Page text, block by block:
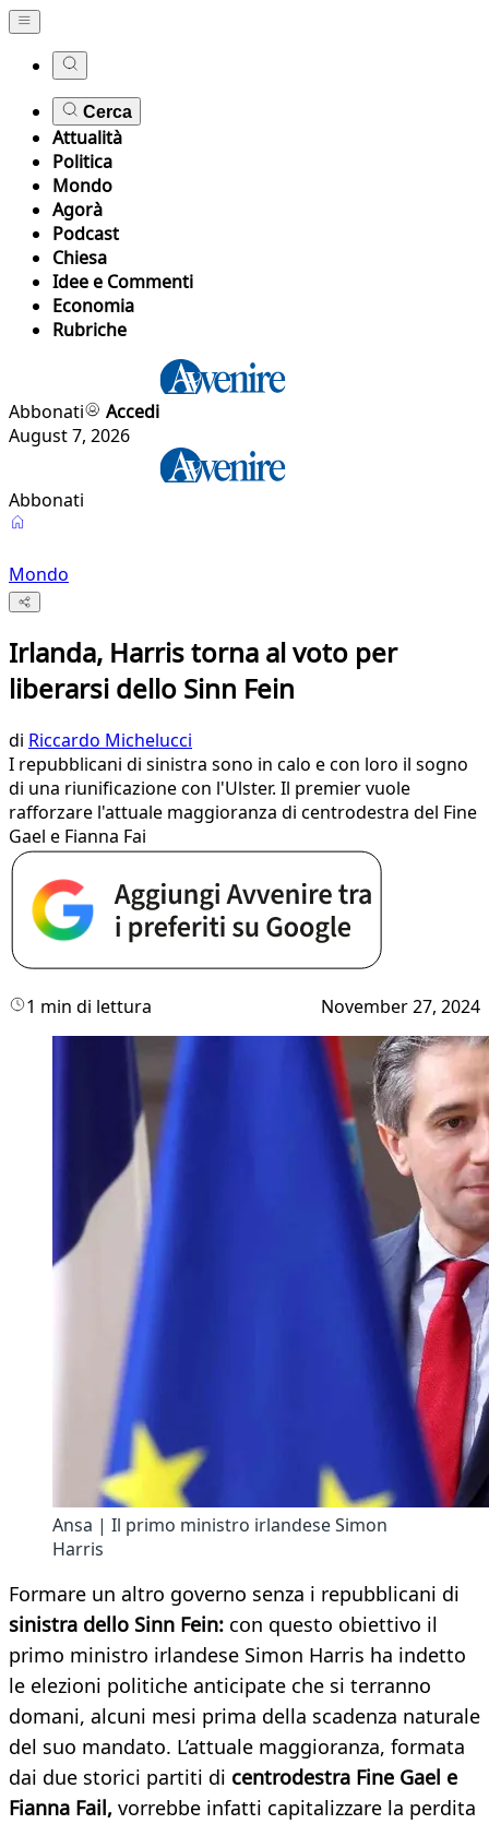
Cerca
Attualità
Politica
Mondo
Agorà
Podcast
Chiesa
Idee e Commenti
Economia
Rubriche
Abbonati
Accedi
August 7, 2026
Abbonati
Mondo
Irlanda, Harris torna al voto per
liberarsi dello Sinn Fein
di Riccardo Michelucci
I repubblicani di sinistra sono in calo e con loro il sogno
di una riunificazione con l'Ulster. Il premier vuole
rafforzare l'attuale maggioranza di centrodestra del Fine
Gael e Fianna Fai
1 min di lettura November 27, 2024
Ansa | Il primo ministro irlandese Simon
Harris
Formare un altro governo senza i repubblicani di
sinistra dello Sinn Fein: con questo obiettivo il
primo ministro irlandese Simon Harris ha indetto
le elezioni politiche anticipate che si terranno
domani, alcuni mesi prima della scadenza naturale
del suo mandato. L’attuale maggioranza, formata
dai due storici partiti di centrodestra Fine Gael e
Fianna Fail, vorrebbe infatti capitalizzare la perdita